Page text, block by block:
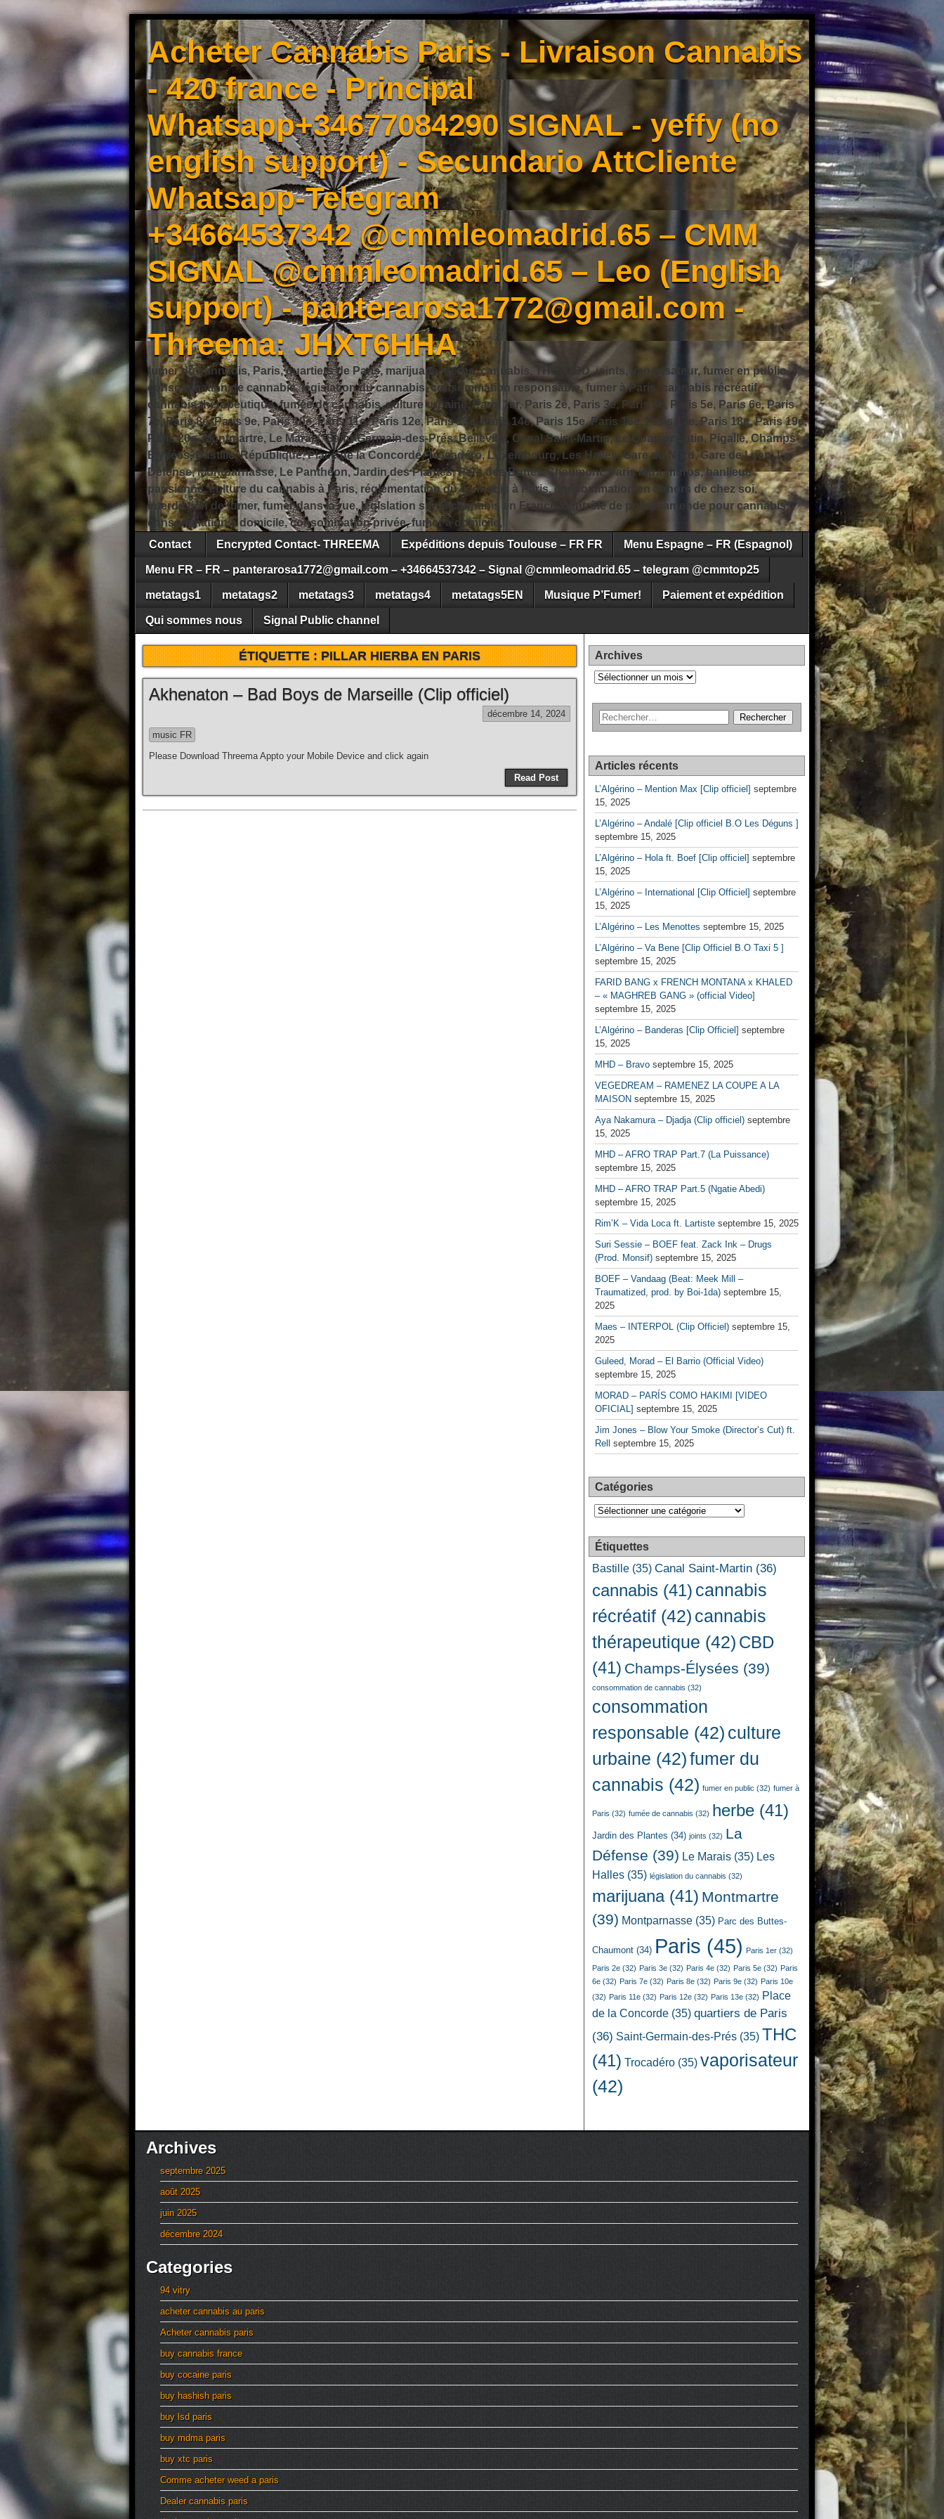
Acheter Cannabis Paris - Livraison Cannabis
- 420 france - Principal
Whatsapp+34677084290 SIGNAL - yeffy (no
english support) - Secundario AttCliente
Whatsapp-Telegram
+34664537342 @cmmleomadrid.65 – CMM
SIGNAL @cmmleomadrid.65 – Leo (English
support) - panterarosa1772@gmail.com -
Threema: JHXT6HHA
fumer du cannabis, Paris, quartiers de Paris, marijuana, herbe, cannabis, THC, CBD, joints, vaporisateur, fumer en public,
consommation de cannabis, législation du cannabis, consommation responsable, fumer à Paris, cannabis récréatif,
cannabis thérapeutique, fumée de cannabis, culture urbaine, Paris 1er, Paris 2e, Paris 3e, Paris 4e, Paris 5e, Paris 6e, Paris
7e, Paris 8e, Paris 9e, Paris 10e, Paris 11e, Paris 12e, Paris 13e, Paris 14e, Paris 15e, Paris 16e, Paris 17e, Paris 18e, Paris 19e,
Paris 20e, Montmartre, Le Marais, Saint-Germain-des-Prés, Belleville, Canal Saint-Martin, Le Quartier Latin, Pigalle, Champs-
Élysées, Bastille, République, Place de la Concorde, Trocadéro, Luxembourg, Les Halles, Gare du Nord, Gare de Lyon, La
Défense, Montparnasse, Le Panthéon, Jardin des Plantes, Parc des Buttes-Chaumont, Paris intra-muros, banlieue
parisienne, culture du cannabis à Paris, réglementation du cannabis à Paris, consommation en dehors de chez soi,
interdiction de fumer, fumer dans la rue, législation sur le cannabis en France, contrôle de police, amende pour cannabis,
consommation à domicile, consommation privée, fumer à domicile,
Contact
Encrypted Contact- THREEMA Expéditions depuis Toulouse – FR FR Menu Espagne – FR (Espagnol)
Menu FR – FR – panterarosa1772@gmail.com – +34664537342 – Signal @cmmleomadrid.65 – telegram @cmmtop25
metatags1 metatags2 metatags3 metatags4 metatags5EN Musique P’Fumer! Paiement et expédition
Qui sommes nous Signal Public channel
ÉTIQUETTE :PILLAR HIERBA EN PARIS
Akhenaton – Bad Boys de Marseille (Clip officiel)
décembre 14, 2024
music FR
Please Download Threema Appto your Mobile Device and click again
Read Post
Archives
Archives
Articles récents
L’Algérino – Mention Max [Clip officiel] septembre
15, 2025
L’Algérino – Andalé [Clip officiel B.O Les Déguns ]
septembre 15, 2025
L’Algérino – Hola ft. Boef [Clip officiel] septembre
15, 2025
L’Algérino – International [Clip Officiel] septembre
15, 2025
L’Algérino – Les Menottes septembre 15, 2025
L’Algérino – Va Bene [Clip Officiel B.O Taxi 5 ]
septembre 15, 2025
FARID BANG x FRENCH MONTANA x KHALED
– « MAGHREB GANG » (official Video]
septembre 15, 2025
L’Algérino – Banderas [Clip Officiel] septembre
15, 2025
MHD – Bravo septembre 15, 2025
VEGEDREAM – RAMENEZ LA COUPE A LA
MAISON septembre 15, 2025
Aya Nakamura – Djadja (Clip officiel) septembre
15, 2025
MHD – AFRO TRAP Part.7 (La Puissance)
septembre 15, 2025
MHD – AFRO TRAP Part.5 (Ngatie Abedi)
septembre 15, 2025
Rim’K – Vida Loca ft. Lartiste septembre 15, 2025
Suri Sessie – BOEF feat. Zack Ink – Drugs
(Prod. Monsif) septembre 15, 2025
BOEF – Vandaag (Beat: Meek Mill –
Traumatized, prod. by Boi-1da) septembre 15,
2025
Maes – INTERPOL (Clip Officiel) septembre 15,
2025
Guleed, Morad – El Barrio (Official Video)
septembre 15, 2025
MORAD – PARÍS COMO HAKIMI [VIDEO
OFICIAL] septembre 15, 2025
Jim Jones – Blow Your Smoke (Director’s Cut) ft.
Rell
septembre 15, 2025
Catégories
Catégories
Étiquettes
Bastille (35) Canal Saint-Martin (36)
cannabis (41) cannabis
récréatif (42) cannabis
thérapeutique (42) CBD
(41) Champs-Élysées (39)
consommation de cannabis (32)
consommation
responsable (42) culture
urbaine (42)fumer du
cannabis (42) fumer en public (32) fumer à
Paris (32) fumée de cannabis (32) herbe (41)
Jardin des Plantes (34) joints (32) La
Défense (39) Le Marais (35) Les
Halles (35) législation du cannabis (32)
marijuana(41) Montmartre
(39) Montparnasse (35) Parc des Buttes-
Chaumont (34) Paris (45) Paris 1er (32)
Paris 2e (32) Paris 3e (32) Paris 4e (32) Paris 5e (32) Paris
6e (32) Paris 7e (32) Paris 8e (32) Paris 9e (32) Paris 10e
(32) Paris 11e (32) Paris 12e (32) Paris 13e (32) Place
de la Concorde (35) quartiers de Paris
(36) Saint-Germain-des-Prés (35) THC
(41) Trocadéro (35) vaporisateur
(42)
Archives
septembre 2025
août 2025
juin 2025
décembre 2024
Categories
94 vitry
acheter cannabis au paris
Acheter cannabis paris
buy cannabis france
buy cocaine paris
buy hashish paris
buy lsd paris
buy mdma paris
buy xtc paris
Comme acheter weed a paris
Dealer cannabis paris